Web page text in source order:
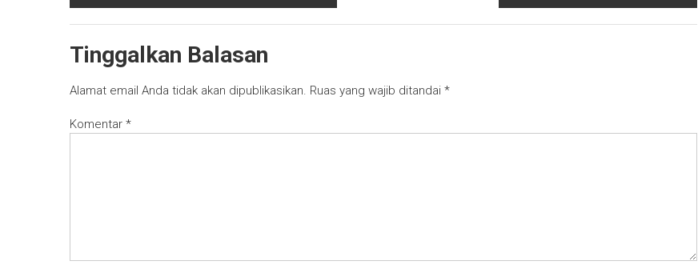
Tinggalkan Balasan
Alamat email Anda tidak akan dipublikasikan. Ruas yang wajib ditandai *
Komentar *